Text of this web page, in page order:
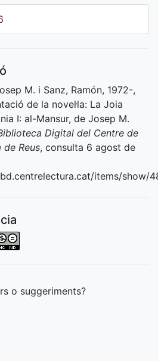
M. i Sanz, Ramón, 1972-,
de la novel·la: La Joia
I: al-Mansur, de Josep M.
Digital del Centre de
de Reus, consulta 6 agost de
items/show/
o suggeriments?